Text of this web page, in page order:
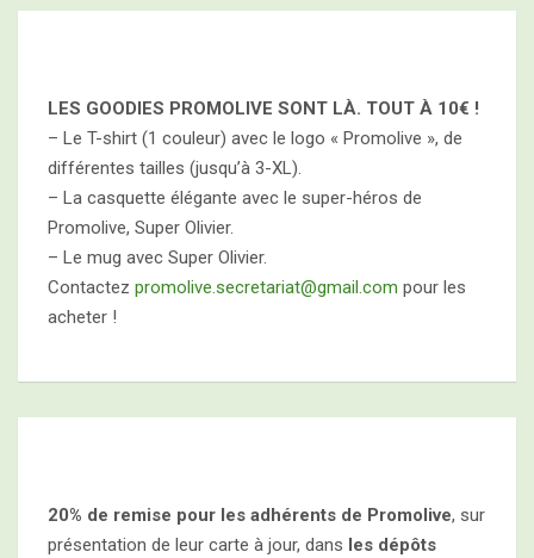
LES GOODIES PROMOLIVE SONT LÀ. TOUT À 10€ !
– Le T-shirt (1 couleur) avec le logo « Promolive », de
différentes tailles (jusqu’à 3-XL).
– La casquette élégante avec le super-héros de
Promolive, Super Olivier.
– Le mug avec Super Olivier.
Contactez promolive.secretariat@gmail.com pour les
acheter !
20% de remise pour les adhérents de Promolive, sur
présentation de leur carte à jour, dans les dépôts